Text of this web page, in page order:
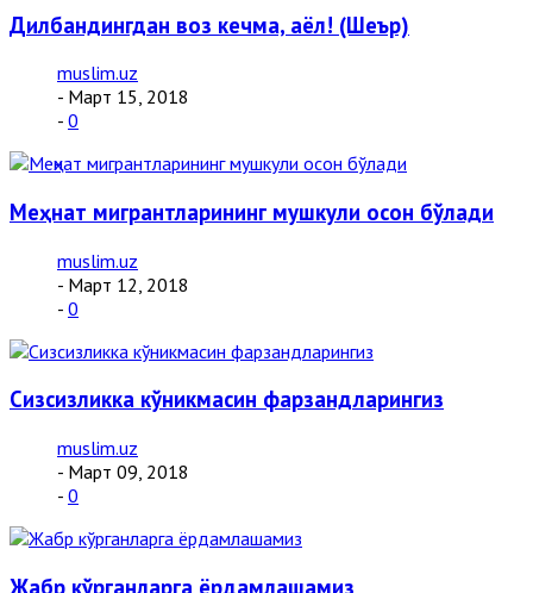
Дилбандингдан воз кечма, аёл! (Шеър)
muslim.uz
- Март 15, 2018
- 0
Меҳнат мигрантларининг мушкули осон бўлади
muslim.uz
- Март 12, 2018
- 0
Сизсизликка кўникмасин фарзандларингиз
muslim.uz
- Март 09, 2018
- 0
Жабр кўрганларга ёрдамлашамиз